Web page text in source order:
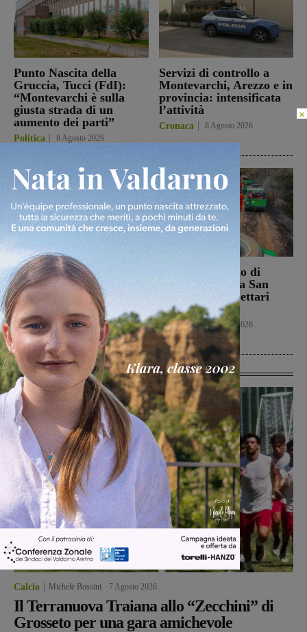
Punto Nascita della
Gruccia, Tucci (FdI):
“Montevarchi è sulla
giusta strada di un
aumento dei parti”
Politica 8 Agosto 2026
Servizi di controllo a
Montevarchi, Arezzo e in
provincia: intensificata
l’attività
Cronaca 8 Agosto 2026
Campionato nazionale
Juniores, girone
interamente toscano per
Terranuova Traiana e
Montevarchi
Calcio Giovanili 8 Agosto 2026
Bucine, incendio di
oliveta e bosco a San
Pancrazio. Tre ettari
l’area bruciata
Cronaca 7 Agosto 2026
Ultime Calcio
Calcio Michele Bossini 7 Agosto 2026
Il Terranuova Traiana allo “Zecchini” di
Grosseto per una gara amichevole
×